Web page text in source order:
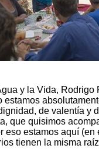
y la Vida, Rodrigo
de valentía y
que quisimos
estamos aquí (en
tienen la misma